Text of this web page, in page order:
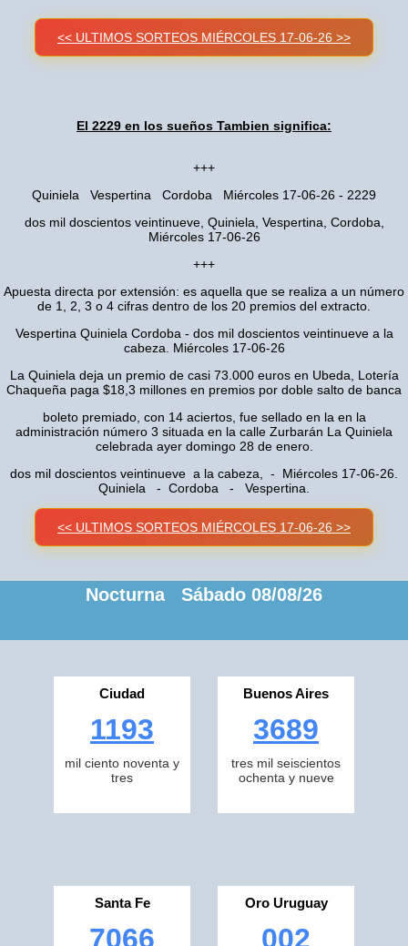
<< ULTIMOS SORTEOS MIÉRCOLES 17-06-26 >>
El 2229 en los sueños Tambien significa:
+++
Quiniela Vespertina Cordoba Miércoles 17-06-26 - 2229
dos mil doscientos veintinueve, Quiniela, Vespertina, Cordoba,
Miércoles 17-06-26
+++
Apuesta directa por extensión: es aquella que se realiza a un número
de 1, 2, 3 o 4 cifras dentro de los 20 premios del extracto.
Vespertina Quiniela Cordoba - dos mil doscientos veintinueve a la
cabeza. Miércoles 17-06-26
La Quiniela deja un premio de casi 73.000 euros en Ubeda, Lotería
Chaqueña paga $18,3 millones en premios por doble salto de banca
boleto premiado, con 14 aciertos, fue sellado en la en la
administración número 3 situada en la calle Zurbarán La Quiniela
celebrada ayer domingo 28 de enero.
dos mil doscientos veintinueve a la cabeza, - Miércoles 17-06-26.
Quiniela - Cordoba - Vespertina.
<< ULTIMOS SORTEOS MIÉRCOLES 17-06-26 >>
Nocturna Sábado 08/08/26
Ciudad
1193
mil ciento noventa y
tres
Buenos Aires
3689
tres mil seiscientos
ochenta y nueve
Santa Fe
7066
Oro Uruguay
002